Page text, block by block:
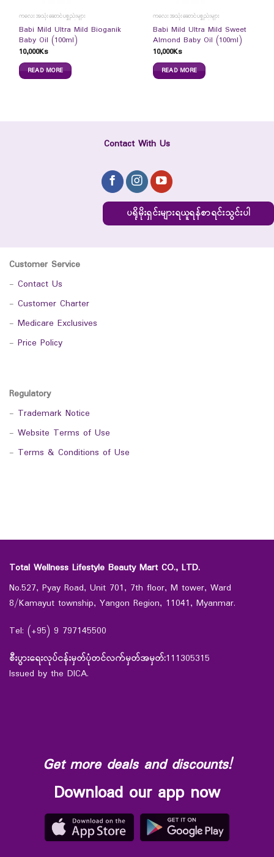
ကလေးအသုံးဆောင်ပစ္စည်းများ
Babi Mild Ultra Mild Bioganik
Baby Oil (100ml)
10,000Ks
READ MORE
ကလေးအသုံးဆောင်ပစ္စည်းများ
Babi Mild Ultra Mild Sweet
Almond Baby Oil (100ml)
10,000Ks
READ MORE
Contact With Us
ပရိုမိုးရှင်းများရယူရန်စာရင်းသွင်းပါ
Customer Service
- Contact Us
- Customer Charter
- Medicare Exclusives
- Price Policy
Regulatory
- Trademark Notice
- Website Terms of Use
- Terms & Conditions of Use
Total Wellness Lifestyle Beauty Mart CO., LTD.
No.527, Pyay Road, Unit 701, 7th floor, M tower, Ward
8/Kamayut township, Yangon Region, 11041, Myanmar.
Tel: (+95) 9 797145500
စီးပွားရေးလုပ်ငန်းမှတ်ပုံတင်လက်မှတ်အမှတ်:111305315
Issued by the DICA.
Get more deals and discounts!
Download our app now